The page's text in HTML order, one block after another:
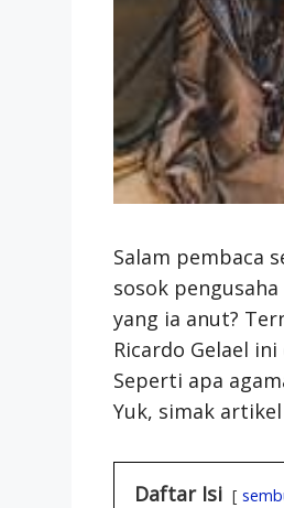
Salam pembaca
sosok
yang ia anut?
Ricardo Gelael
Seperti apa
Yuk, simak
Daftar Isi